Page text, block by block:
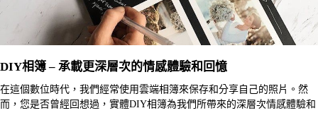
DIY相簿 – 承載更深層次的情感體驗和回憶
在這個數位時代，我們經常使用雲端相簿來保存和分享自己的照片。然
而，您是否曾經回想過，實體DIY相簿為我們所帶來的深層次情感體驗和